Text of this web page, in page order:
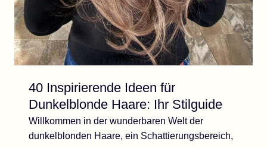
40 Inspirierende Ideen für
Dunkelblonde Haare: Ihr Stilguide
Willkommen in der wunderbaren Welt der
dunkelblonden Haare, ein Schattierungsbereich,